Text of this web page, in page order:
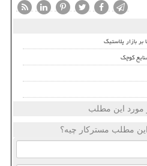
بازار پلاستیک
مورد این مطلب
مطلب مسترکار چیه؟